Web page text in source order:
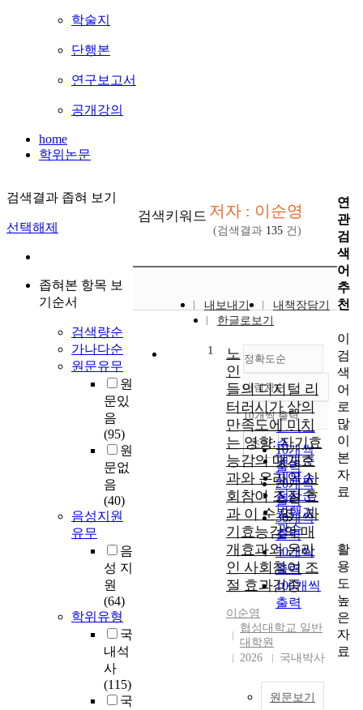
학술지
단행본
연구보고서
공개강의
home
학위논문
검색결과 좁혀 보기
선택해제
좁혀본 항목 보
기순서
검색량순
가나다순
원문유무
원
문있
음
(95)
원
문없
음
(40)
음성지원
유무
음
성 지
원
(64)
학위유형
국
내석
사
(115)
국
검색키워드 저자 : 이순영
(검색결과 135 건)
내보내기
내책장담기
한글로보기
정확도순
정확도
순
인기도
순
연도순
제목순
저자순
발행기
관순
내림차순
내림차순
10개씩 출력
10개씩
출력
20개씩
출력
30개씩
출력
50개씩
출력
100개씩
출력
조회
1
노
인
들의 디지털 리
터러시가 삶의
만족도에 미치
는 영향: 자기효
능감의 매개효
과와 온라인 사
회참여 조절 효
과 이 순 영 : 자
기효능감의 매
개효과와 온라
인 사회참여 조
절 효과검증
이순영
협성대학교 일반
대학원
2026
국내박사
원문보기
연
관
검
색
어
추
천
이
검
색
어
로
많
이
본
자
료
활
용
도
높
은
자
료